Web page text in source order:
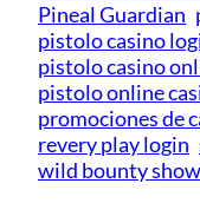
Pineal Guardian
pistolo casino
pistolo casino
pistolo online
promociones de
revery play login
wild bounty